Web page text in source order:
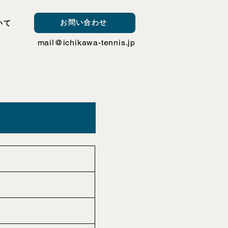
て お問い合わせ
mail@ichikawa-tennis.jp